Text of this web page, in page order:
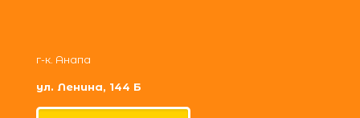
г-к. Анапа
ул. Ленина, 144 Б